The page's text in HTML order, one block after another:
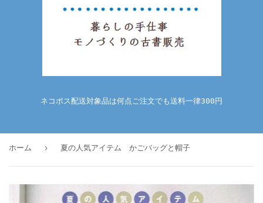
ネコポス配送対象品は何点ご注文でも送料一律300円
ホーム › 夏の人気アイテム かごバッグと帽子